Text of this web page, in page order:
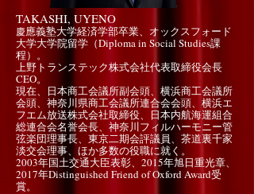
TAKASHI, UYENO
慶應義塾大学経済学部卒業、オックスフォード
大学大学院留学（Diploma in Social Studies課
程）。
上野トランステック株式会社代表取締役会長
CEO。
現在、日本商工会議所副会頭、横浜商工会議所
会頭、神奈川県商工会議所連合会会頭、横浜エ
フエム放送株式会社取締役、日本内航海運組合
総連合会名誉会長、神奈川フィルハーモニー管
弦楽団理事長、東京二期会評議員、茶道裏千家
淡交会理事、ほか多数の役職に就く。
2003年国土交通大臣表彰、2015年旭日重光章、
2017年Distinguished Friend of Oxford Award受
賞。